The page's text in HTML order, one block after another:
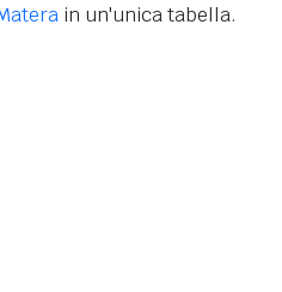
in un'unica tabella.